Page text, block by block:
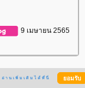
9 เมษายน 2565
อ่านเพิ่มเติมได้ที่นี่